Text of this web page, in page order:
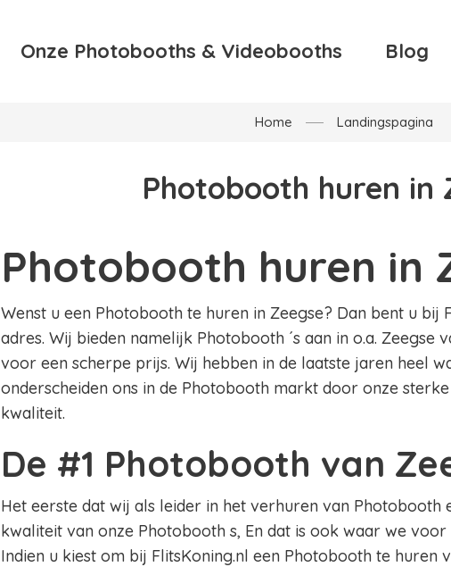
Onze Photobooths & Videobooths Blog
Home Landingspagina
Photobooth huren in
Photobooth huren in
Wenst u een Photobooth te huren in Zeegse? Dan bent u bij
adres. Wij bieden namelijk Photobooth ´s aan in o.a. Zeegse
voor een scherpe prijs. Wij hebben in de laatste jaren heel
onderscheiden ons in de Photobooth markt door onze
kwaliteit.
De #1 Photobooth van
Het eerste dat wij als leider in het verhuren van Photobooth
kwaliteit van onze Photobooth s, En dat is ook waar we voor
Indien u kiest om bij FlitsKoning.nl een Photobooth te huren